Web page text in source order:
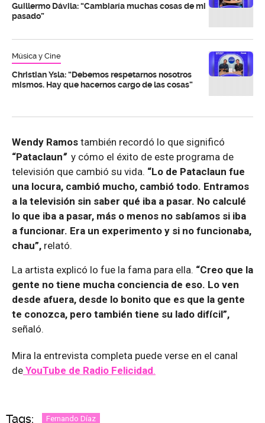
Guillermo Dávila: “Cambiaría muchas cosas de mi
pasado”
Música y Cine
Christian Ysla: “Debemos respetarnos nosotros
mismos. Hay que hacernos cargo de las cosas”
Wendy Ramos también recordó lo que significó
“Pataclaun” y cómo el éxito de este programa de
televisión que cambió su vida. “Lo de Pataclaun fue
una locura, cambió mucho, cambió todo. Entramos
a la televisión sin saber qué iba a pasar. No calculé
lo que iba a pasar, más o menos no sabíamos si iba
a funcionar. Era un experimento y si no funcionaba,
chau”, relató.
La artista explicó lo fue la fama para ella. “Creo que la
gente no tiene mucha conciencia de eso. Lo ven
desde afuera, desde lo bonito que es que la gente
te conozca, pero también tiene su lado difícil”,
señaló.
Mira la entrevista completa puede verse en el canal
de YouTube de Radio Felicidad.
Tags: Fernando Díaz